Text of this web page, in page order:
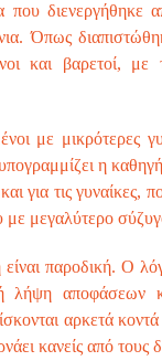
που
Όπως
και βαρετοί, με
με μικρότερες
η
για τις γυναίκες,
με μεγαλύτερο
παροδική. Ο
λήψη αποφάσεων
αρκετά
κανείς από